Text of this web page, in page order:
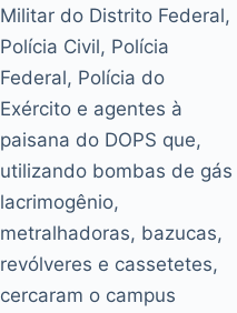
Militar do Distrito Federal,
Polícia Civil, Polícia
Federal, Polícia do
Exército e agentes à
paisana do DOPS que,
utilizando bombas de gás
lacrimogênio,
metralhadoras, bazucas,
revólveres e cassetetes,
cercaram o campus